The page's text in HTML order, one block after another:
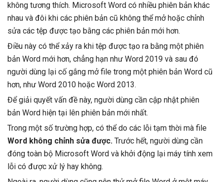
không tương thích. Microsoft Word có nhiều phiên bản khác
nhau và đôi khi các phiên bản cũ không thể mở hoặc chỉnh
sửa các tệp được tạo bằng các phiên bản mới hơn.
Điều này có thể xảy ra khi tệp được tạo ra bằng một phiên
bản Word mới hơn, chẳng hạn như Word 2019 và sau đó
người dùng lại cố gắng mở file trong một phiên bản Word cũ
hơn, như Word 2010 hoặc Word 2013.
Để giải quyết vấn đề này, người dùng cần cập nhật phiên
bản Word hiện tại lên phiên bản mới nhất.
Trong một số trường hợp, có thể do các lỗi tạm thời mà file
Word không chỉnh sửa được. Trước hết, người dùng cần
đóng toàn bộ Microsoft Word và khởi động lại máy tính xem
lỗi có được xử lý hay không.